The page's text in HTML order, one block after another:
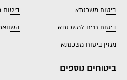
ביטוח משכנתא
ביטוח חיים למשכנתא
מגזין ביטוח משכנתא
ביטוחים נוספים